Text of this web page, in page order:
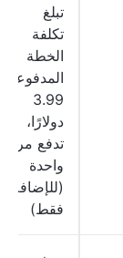
تبلغ
تكلفة
الخطة
المدفوعة
3.99
دولارًا،
تدفع مرة
واحدة
(للإضافة
فقط)